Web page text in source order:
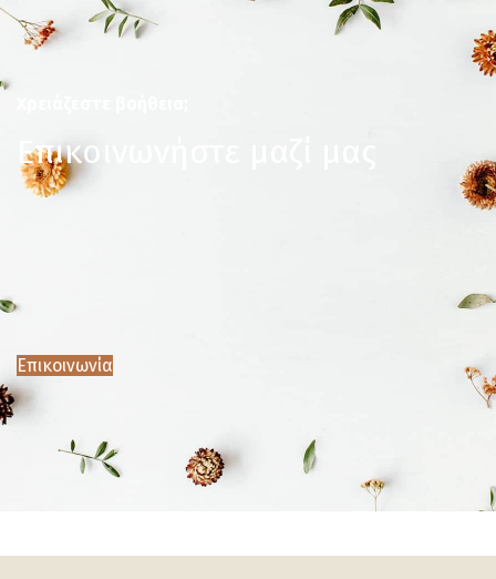
Επικοινωνήστε μαζί μας
Επικοινωνία